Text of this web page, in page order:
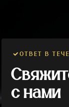
ОТВЕТ В
с нами